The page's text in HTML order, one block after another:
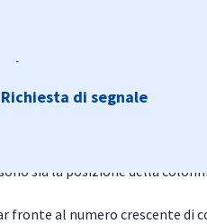
Richiesta di segnale
un fattore decisivo.
sia la posizione della
al numero crescente di